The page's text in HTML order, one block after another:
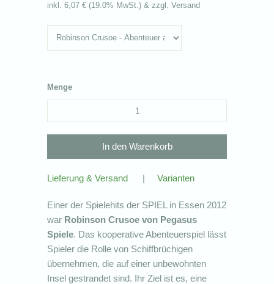
inkl.6,07 € (19.0% MwSt.) & zzgl. Versand
Menge
Lieferung & Versand | Varianten
Einer der Spielehits der SPIEL in Essen 2012
war Robinson Crusoe von Pegasus
Spiele. Das kooperative Abenteuerspiel lässt
Spieler die Rolle von Schiffbrüchigen
übernehmen, die auf einer unbewohnten
Insel gestrandet sind. Ihr Ziel ist es, eine